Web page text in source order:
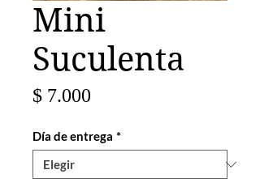
Mini
Suculenta
$ 7.000
Día de entrega *